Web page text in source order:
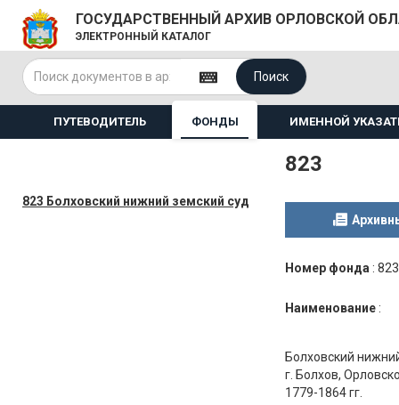
ГОСУДАРСТВЕННЫЙ АРХИВ ОРЛОВСКОЙ
ЭЛЕКТРОННЫЙ КАТАЛОГ
Поиск
ПУТЕВОДИТЕЛЬ ФОНДЫ ИМЕННОЙ
823 Болховский нижний земский суд
823
Номер фонда : 823
Наименование :
Болховский
г. Болхов,
1779-1864 гг.